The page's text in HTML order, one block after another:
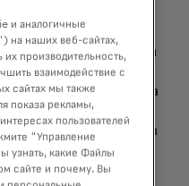
так и на развитых
опытом работы с
миру и продвижения
компании в Северной
Джесс руководила
также разработкой
Loyalty Group, начав
с данными в
и аналогичные
на наших веб-сайтах,
производительность,
взаимодействие с
сайтах мы также
показа рекламы,
пользователей
"Управление
узнать, какие Файлы
сайте и почему. Вы